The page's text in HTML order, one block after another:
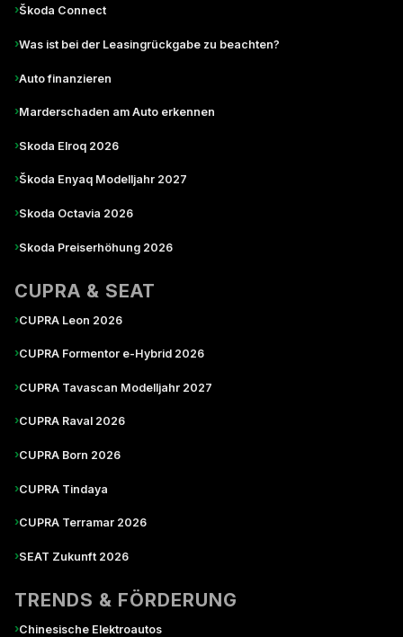
›Škoda Connect
›Was ist bei der Leasingrückgabe zu beachten?
›Auto finanzieren
›Marderschaden am Auto erkennen
›Skoda Elroq 2026
›Škoda Enyaq Modelljahr 2027
›Skoda Octavia 2026
›Skoda Preiserhöhung 2026
CUPRA & SEAT
›CUPRA Leon 2026
›CUPRA Formentor e-Hybrid 2026
›CUPRA Tavascan Modelljahr 2027
›CUPRA Raval 2026
›CUPRA Born 2026
›CUPRA Tindaya
›CUPRA Terramar 2026
›SEAT Zukunft 2026
TRENDS & FÖRDERUNG
›Chinesische Elektroautos